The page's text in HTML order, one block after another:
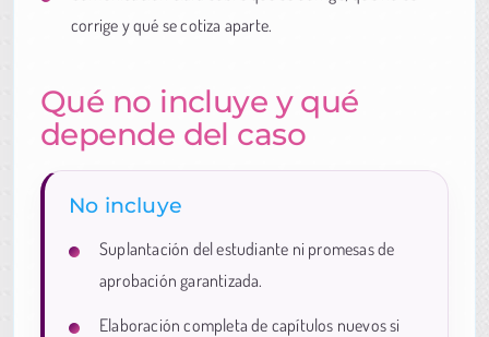
corrige y qué se cotiza aparte.
Qué no incluye y qué
depende del caso
No incluye
Suplantación del estudiante ni promesas de
aprobación garantizada.
Elaboración completa de capítulos nuevos si